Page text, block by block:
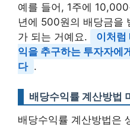
예를 들어, 1주에
년에 500원의 배당금을
가 되는 거예요.
이처럼
익을 추구하는 투자자에
다 .
배당수익률 계산방법
배당수익률 계산방법은